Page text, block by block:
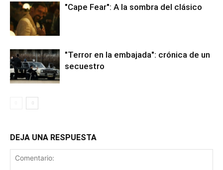
"Cape Fear": A la sombra del clásico
"Terror en la embajada": crónica de un
secuestro
DEJA UNA RESPUESTA